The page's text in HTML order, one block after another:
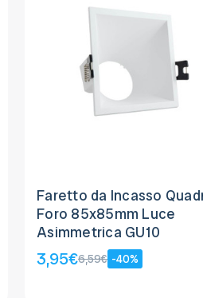
Faretto da Incasso
Foro 85x85mm Luce
Asimmetrica GU10
3,95€6,59€ -40%